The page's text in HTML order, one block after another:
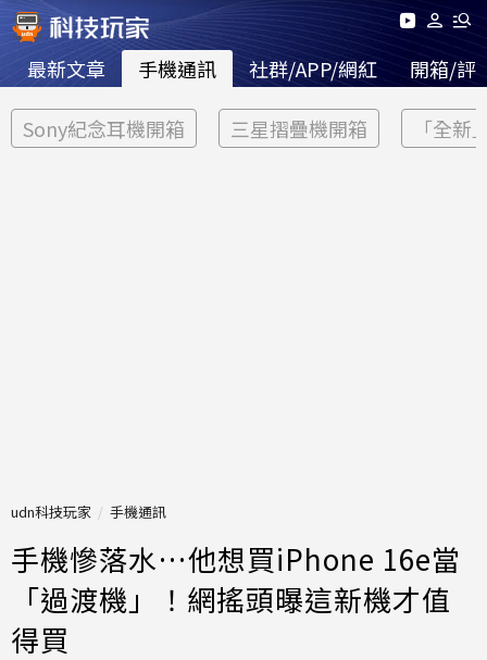
最新文章 手機通訊 社群/APP/網紅 開箱/評
Sony紀念耳機開箱 三星摺疊機開箱 「全新
udn科技玩家 手機通訊
手機慘落水…他想買iPhone 16e當
「過渡機」！網搖頭曝這新機才值
得買